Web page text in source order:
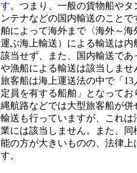
す。 つまり、一般の貨物船や
ンテナなどの国内輸送のこと
舶によって海外まで〈海外～海
運ぶ海上輸送）による輸送は内
該当せず、また、国内輸送であ
や漁船による輸送は該当しませ
旅客船は海上運送法の中で「13
定員を有する船舶」となってお
縄航路などでは大型旅客船が併
輸送も行っていますが、これ
業には該当しません。また、
能の方が大きいものの、法律
す。